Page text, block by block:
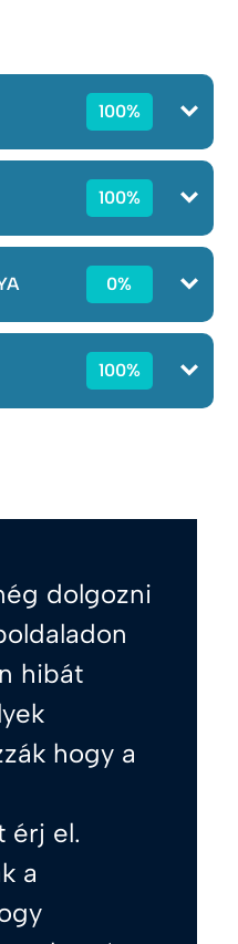
100%
100%
0%
100%
dolgozni
hibát
hogy a
érj el.
a